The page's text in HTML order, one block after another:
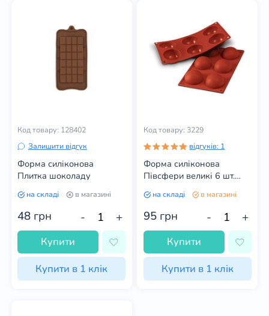
Код товару: 128402
Залишити відгук
Форма силіконова
Плитка шоколаду
на складі в магазині
48 грн - +
Купити
Купити в 1 клік
Код товару: 3229
відгуків: 1
Форма силіконова
Півсфери великі 6 шт.
на складі в магазині
95 грн - +
Купити
Купити в 1 клік